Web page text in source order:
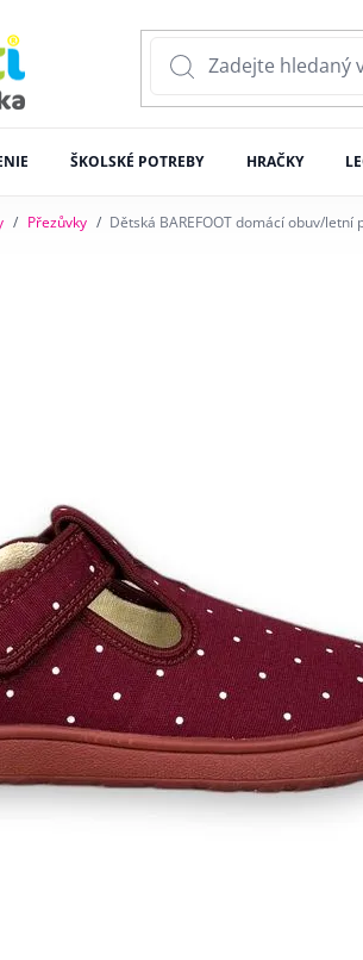
ŠKOLSKÉ POTREBY HRAČKY
Přezůvky Dětská BAREFOOT domácí obuv/